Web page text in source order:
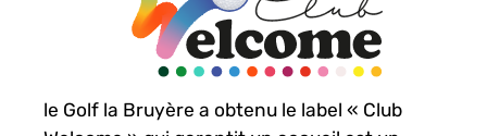
le Golf la Bruyère a obtenu le label « Club